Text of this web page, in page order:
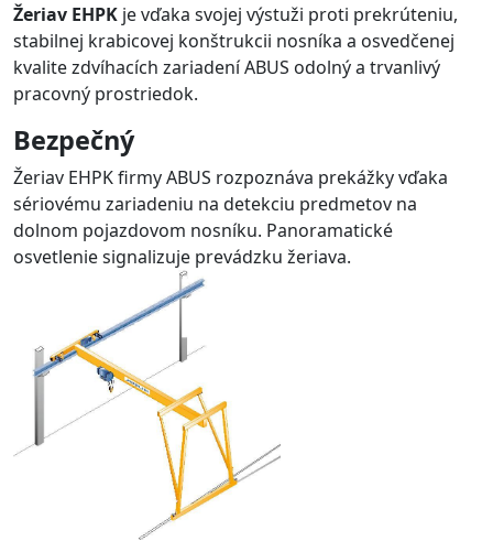
Žeriav EHPK je vďaka svojej výstuži proti prekrúteniu,
stabilnej krabicovej konštrukcii nosníka a osvedčenej
kvalite zdvíhacích zariadení ABUS odolný a trvanlivý
pracovný prostriedok.
Bezpečný
Žeriav EHPK firmy ABUS rozpoznáva prekážky vďaka
sériovému zariadeniu na detekciu predmetov na
dolnom pojazdovom nosníku. Panoramatické
osvetlenie signalizuje prevádzku žeriava.